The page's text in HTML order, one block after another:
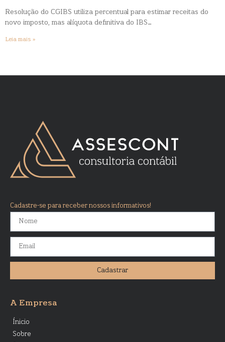
Resolução do CGIBS utiliza percentual para estimar receitas do
novo imposto, mas alíquota definitiva do IBS…
Leia mais »
Cadastre-se para receber nossos informativos!
Cadastrar
A Empresa
Ínicio
Sobre